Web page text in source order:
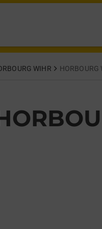
WIHR HORBOURG
RIQUEWIHR HORBOURG